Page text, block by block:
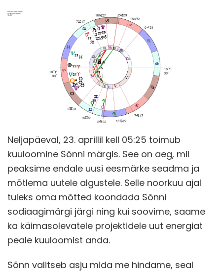
Neljapäeval, 23. aprillil kell 05:25 toimub
kuuloomine Sõnni märgis. See on aeg, mil
peaksime endale uusi eesmärke seadma ja
mõtlema uutele algustele. Selle noorkuu ajal
tuleks oma mõtted koondada Sõnni
sodiaagimärgi järgi ning kui soovime, saame
ka käimasolevatele projektidele uut energiat
peale kuuloomist anda.
Sõnn valitseb asju mida me hindame, seal